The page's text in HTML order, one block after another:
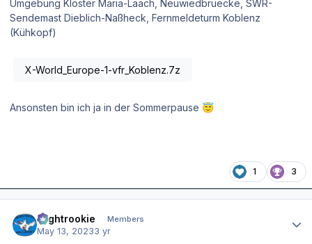
Umgebung Kloster Maria-Laach, Neuwiedbruecke, SWR-
Sendemast Dieblich-Naßheck, Fernmeldeturm Koblenz
(Kühkopf)
X-World_Europe-1-vfr_Koblenz.7z
Ansonsten bin ich ja in der Sommerpause 😇
1 3
Flightrookie Members
May 13, 20233 yr